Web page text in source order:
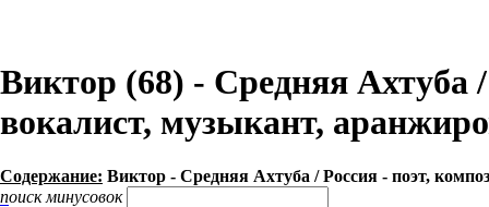
Виктор (68) - Средняя Ахтуба
вокалист, музыкант,
Содержание: Виктор - Средняя Ахтуба / Россия - поэт,
поиск минусовок